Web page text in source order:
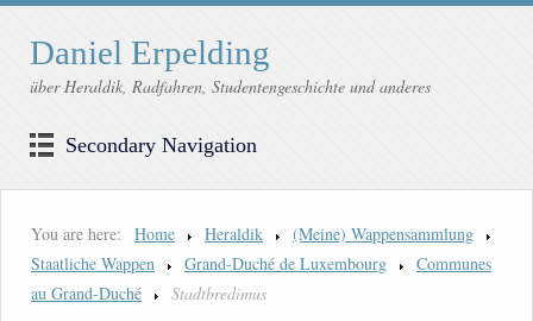
Daniel Erpelding
über Heraldik, Radfahren, Studentengeschichte und anderes
Secondary Navigation
You are here: Home Heraldik
(Meine) Wappensammlung
Staatliche Wappen
Grand-Duché de Luxembourg
Communes
au Grand-Duché
Stadtbredimus